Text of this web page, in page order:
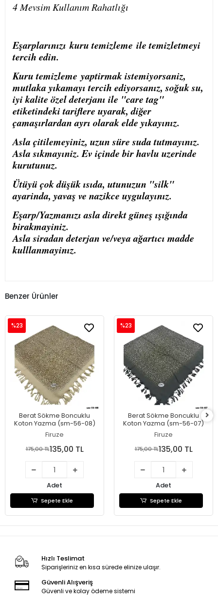
4 Mevsim Kullanım Rahatlığı
Eşarplarınızıkuru temizleme ile temizletmeyi
tercih edin.
Kuru temizleme yaptirmak istemiyorsaniz,
mutlaka yıkamayı tercih ediyorsanız, soğuk su,
iyi kalite özel deterjanı ile "care tag"
etiketindeki tariflere uyarak, diğer
çamaşırlardan ayrı olarak elde yıkayınız.
Asla çitilemeyiniz, uzun süre suda tutmayınız.
Asla sıkmayıniz. Ev içinde bir havlu uzerinde
kurutunuz.
Ütüyü çok düşük ısıda, utunuzun "silk"
ayarinda, yavaş ve nazikce uygulayınız.
Eşarp/Yazmanızı asla direkt güneş ışığında
birakmayiniz.
Asla siradan deterjan ve/veya ağartıcı madde
kulllanmayinız.
Benzer Ürünler
Berat Sökme Boncuklu
Koton Yazma (sm-56-08)
Firuze
%23
175,00 TL135,00 TL
Adet
Sepete Ekle
Berat Sökme Boncuklu
Koton Yazma (sm-56-07)
Firuze
%23
175,00 TL135,00 TL
Adet
Sepete Ekle
Hızlı Teslimat
Siparişleriniz en kısa sürede elinize ulaşır.
Güvenli Alışveriş
Güvenli ve kolay ödeme sistemi